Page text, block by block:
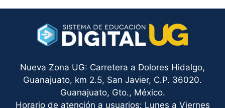
Nueva Zona UG: Carretera a Dolores Hidalgo,
Guanajuato, km 2.5, San Javier, C.P. 36020.
Guanajuato, Gto., México.
Horario de atención a usuarios: Lunes a Viernes